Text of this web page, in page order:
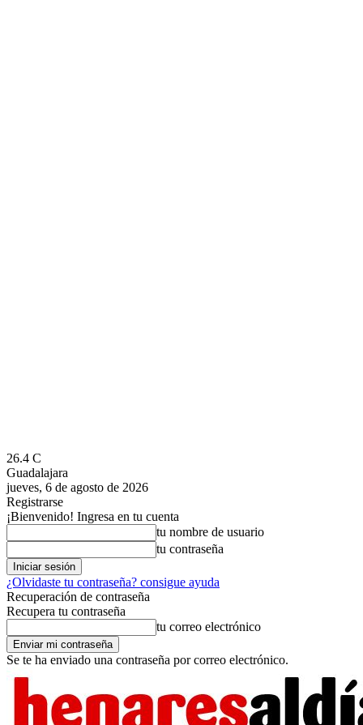
26.4 C
Guadalajara
jueves, 6 de agosto de 2026
Registrarse
¡Bienvenido! Ingresa en tu cuenta
tu nombre de usuario
tu contraseña
¿Olvidaste tu contraseña? consigue ayuda
Recuperación de contraseña
Recupera tu contraseña
tu correo electrónico
Se te ha enviado una contraseña por correo electrónico.